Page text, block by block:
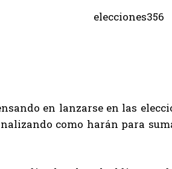
en lanzarse en las
como harán para